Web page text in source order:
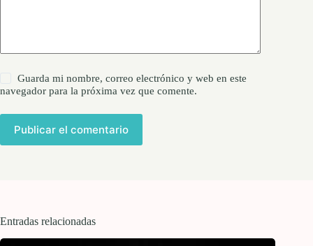
Guarda mi nombre, correo electrónico y web en este
navegador para la próxima vez que comente.
Publicar el comentario
Entradas relacionadas